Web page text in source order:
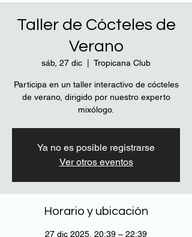
Taller de Cócteles de
Verano
sáb, 27 dic Tropicana Club
Participa en un taller interactivo de cócteles
de verano, dirigido por nuestro experto
mixólogo.
Ya no es posible registrarse
Ver otros eventos
Horario y ubicación
27 dic 2025, 20:39 – 22:39